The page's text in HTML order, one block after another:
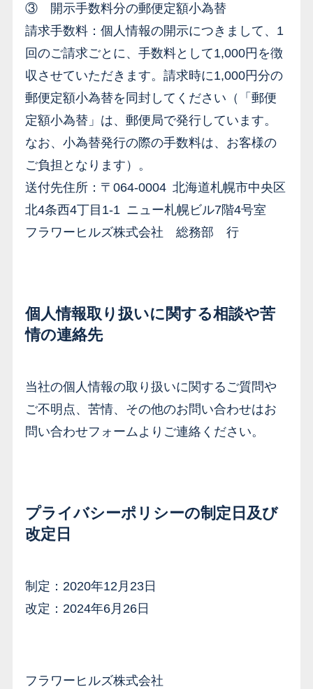
③ 開示手数料分の郵便定額小為替
請求手数料：個人情報の開示につきまして、1
回のご請求ごとに、手数料として1,000円を徴
収させていただきます。請求時に1,000円分の
郵便定額小為替を同封してください（「郵便
定額小為替」は、郵便局で発行しています。
なお、小為替発行の際の手数料は、お客様の
ご負担となります）。
送付先住所：〒064-0004 北海道札幌市中央区
北4条西4丁目1-1 ニュー札幌ビル7階4号室
フラワーヒルズ株式会社 総務部 行
個人情報取り扱いに関する相談や苦
情の連絡先
当社の個人情報の取り扱いに関するご質問や
ご不明点、苦情、その他のお問い合わせはお
問い合わせフォームよりご連絡ください。
プライバシーポリシーの制定日及び
改定日
制定：2020年12月23日
改定：2024年6月26日
フラワーヒルズ株式会社